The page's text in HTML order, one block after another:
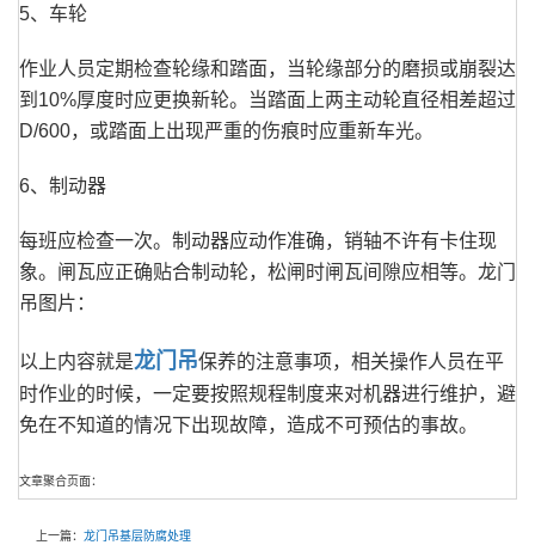
5、车轮
作业人员定期检查轮缘和踏面，当轮缘部分的磨损或崩裂达
到10%厚度时应更换新轮。当踏面上两主动轮直径相差超过
D/600，或踏面上出现严重的伤痕时应重新车光。
6、制动器
每班应检查一次。制动器应动作准确，销轴不许有卡住现
象。闸瓦应正确贴合制动轮，松闸时闸瓦间隙应相等。龙门
吊图片：
以上内容就是龙门吊保养的注意事项，相关操作人员在平
时作业的时候，一定要按照规程制度来对机器进行维护，避
免在不知道的情况下出现故障，造成不可预估的事故。
文章聚合页面：
上一篇： 龙门吊基层防腐处理